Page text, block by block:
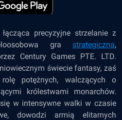
precyzyjne strzelanie z
gra strategiczna,
Century Games PTE. LTD.
świecie fantasy, zaś
potężnych, walczących o
królestwami monarchów.
w intensywne walki w czasie
dowodzi armią elitarnych